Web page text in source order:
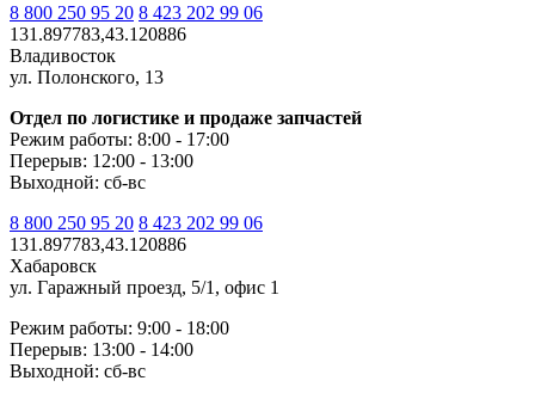
8 800 250 95 20 8 423 202 99 06
131.897783,43.120886
Владивосток
ул. Полонского, 13
Отдел по логистике и продаже запчастей
Режим работы: 8:00 - 17:00
Перерыв: 12:00 - 13:00
Выходной: сб-вс
8 800 250 95 20 8 423 202 99 06
131.897783,43.120886
Хабаровск
ул. Гаражный проезд, 5/1, офис 1
Режим работы: 9:00 - 18:00
Перерыв: 13:00 - 14:00
Выходной: сб-вс